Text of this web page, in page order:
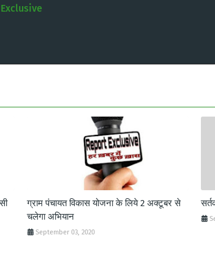
ग्राम पंचायत विकास योजना के लिये 2 अक्टूबर से
चलेगा अभियान
September 03, 2020